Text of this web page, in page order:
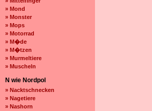
» Mond
» Monster
» Mops
» Motorrad
» M�de
» M�tzen
» Murmeltiere
» Muscheln
N wie Nordpol
» Nacktschnecken
» Nagetiere
» Nashorn